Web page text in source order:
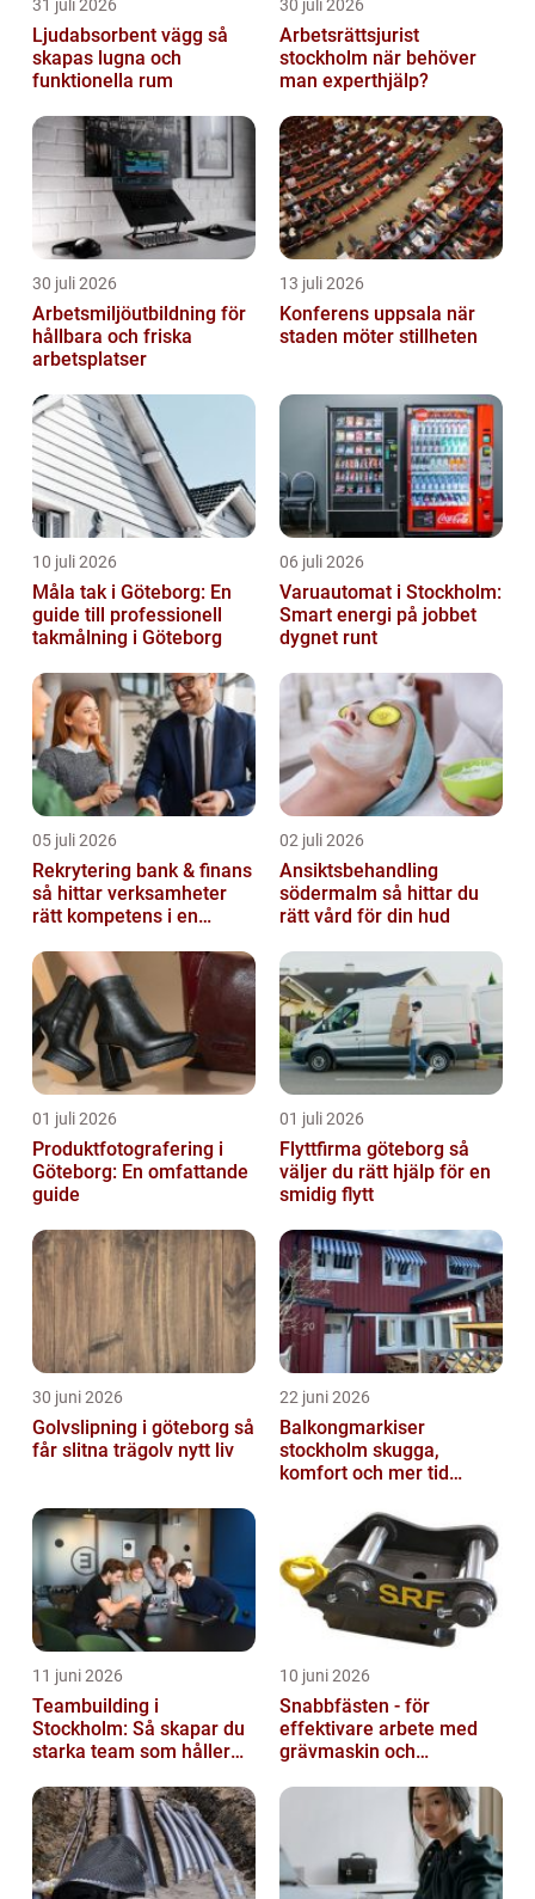
31 juli 2026
Ljudabsorbent vägg så
skapas lugna och
funktionella rum
30 juli 2026
Arbetsrättsjurist
stockholm när behöver
man experthjälp?
30 juli 2026
Arbetsmiljöutbildning för
hållbara och friska
arbetsplatser
13 juli 2026
Konferens uppsala när
staden möter stillheten
10 juli 2026
Måla tak i Göteborg: En
guide till professionell
takmålning i Göteborg
06 juli 2026
Varuautomat i Stockholm:
Smart energi på jobbet
dygnet runt
05 juli 2026
Rekrytering bank & finans
så hittar verksamheter
rätt kompetens i en
02 juli 2026
Ansiktsbehandling
södermalm så hittar du
rätt vård för din hud
01 juli 2026
Produktfotografering i
Göteborg: En omfattande
guide
01 juli 2026
Flyttfirma göteborg så
väljer du rätt hjälp för en
smidig flytt
30 juni 2026
Golvslipning i göteborg så
får slitna trägolv nytt liv
22 juni 2026
Balkongmarkiser
stockholm skugga,
komfort och mer tid
11 juni 2026
Teambuilding i
Stockholm: Så skapar du
starka team som håller
10 juni 2026
Snabbfästen - för
effektivare arbete med
grävmaskin och